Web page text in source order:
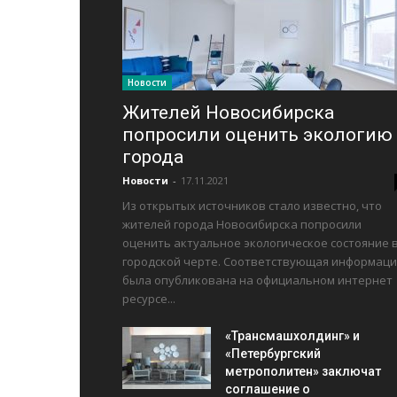
Новости
Жителей Новосибирска
попросили оценить экологию
города
Новости - 17.11.2021
Из открытых источников стало известно, что
жителей города Новосибирска попросили
оценить актуальное экологическое состояние в
городской черте. Соответствующая
была опубликована на официальном интернет
ресурсе...
«Трансмашхолдинг» и
«Петербургский
метрополитен» заключат
соглашение о